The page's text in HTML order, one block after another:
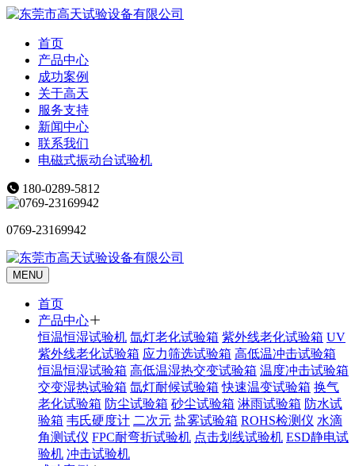
首页
产品中心
成功案例
关于高天
服务支持
新闻中心
联系我们
电磁式振动台试验机
180-0289-5812
0769-23169942
MENU
首页
产品中心
恒温恒湿试验机 氙灯老化试验箱 紫外线老化试验箱 UV
紫外线老化试验箱 应力筛选试验箱 高低温冲击试验箱
恒温恒湿试验箱 高低温湿热交变试验箱 温度冲击试验箱
交变湿热试验箱 氙灯耐候试验箱 快速温变试验箱 换气
老化试验箱 防尘试验箱 砂尘试验箱 淋雨试验箱 防水试
验箱 韦氏硬度计 二次元 盐雾试验箱 ROHS检测仪 水滴
角测试仪 FPC耐弯折试验机 点击划线试验机 ESD静电试
验机 冲击试验机